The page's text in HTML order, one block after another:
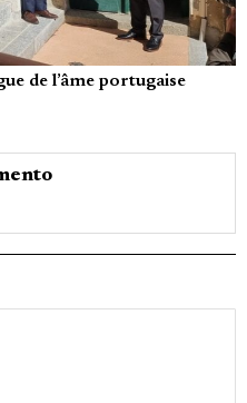
de l’âme portugaise